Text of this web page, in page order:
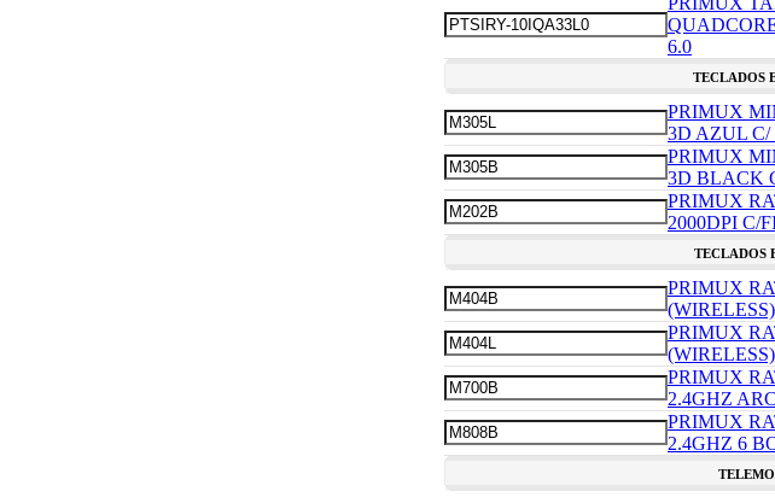
6.0
TECLADOS
PRIMUX
3D AZUL
PRIMUX
3D BLACK
PRIMUX
2000DPI C/
TECLADOS
PRIMUX
PRIMUX
PRIMUX
2.4GHZ
PRIMUX
2.4GHZ 6